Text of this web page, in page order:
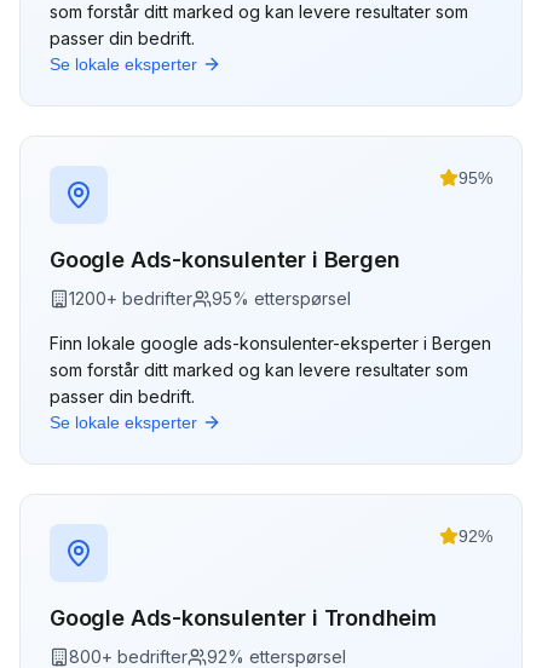
som forstår ditt marked og kan levere resultater som
passer din bedrift.
Se lokale eksperter
95%
Google Ads-konsulenter i Bergen
1200+ bedrifter 95% etterspørsel
Finn lokale google ads-konsulenter-eksperter i Bergen
som forstår ditt marked og kan levere resultater som
passer din bedrift.
Se lokale eksperter
92%
Google Ads-konsulenter i Trondheim
800+ bedrifter 92% etterspørsel